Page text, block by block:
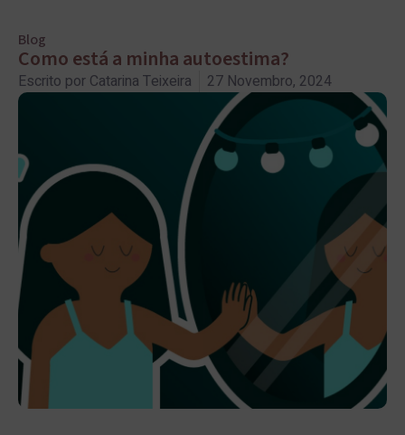
Blog
Como está a minha autoestima?
Escrito por Catarina Teixeira 27 Novembro, 2024